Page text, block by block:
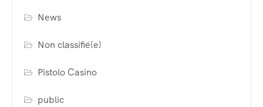
News
Non classifié(e)
Pistolo Casino
public